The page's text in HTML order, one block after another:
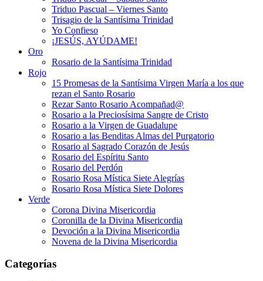
Triduo Pascual – Viernes Santo
Trisagio de la Santísima Trinidad
Yo Confieso
¡JESÚS, AYÚDAME!
Oro
Rosario de la Santísima Trinidad
Rojo
15 Promesas de la Santísima Virgen María a los que
rezan el Santo Rosario
Rezar Santo Rosario Acompañad@
Rosario a la Preciosísima Sangre de Cristo
Rosario a la Virgen de Guadalupe
Rosario a las Benditas Almas del Purgatorio
Rosario al Sagrado Corazón de Jesús
Rosario del Espíritu Santo
Rosario del Perdón
Rosario Rosa Mística Siete Alegrías
Rosario Rosa Mística Siete Dolores
Verde
Corona Divina Misericordia
Coronilla de la Divina Misericordia
Devoción a la Divina Misericordia
Novena de la Divina Misericordia
Categorías